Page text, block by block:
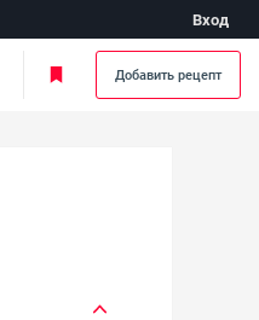
Вход
Добавить рецепт